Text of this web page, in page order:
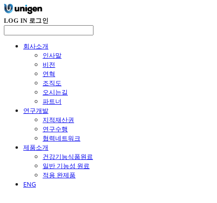
LOG IN 로그인
회사소개
인사말
비전
연혁
조직도
오시는길
파트너
연구개발
지적재산권
연구수행
협력네트워크
제품소개
건강기능식품원료
일반 기능성 원료
적용 완제품
ENG